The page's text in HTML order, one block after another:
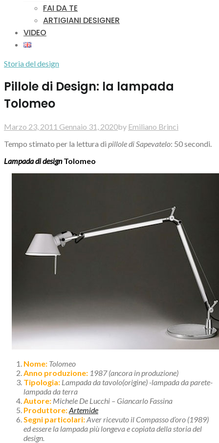
FAI DA TE
ARTIGIANI DESIGNER
VIDEO
Storia del design
Pillole di Design: la lampada
Tolomeo
Marzo 23, 2011 Gennaio 31, 2020by Emiliano Brinci
Tempo stimato per la lettura di pillole di Sapevatelo: 50 secondi.
Lampada di design Tolomeo
Nome: Tolomeo
Anno produzione: 1987 (ancora in produzione)
Tipologia: Lampada da tavolo(origine) -lampada da parete-
lampada da terra
Autore: Michele De Lucchi – Giancarlo Fassina
Produttore:Artemide
Segni particolari:Aver ricevuto il Compasso d’oro (1989)
ed essere la lampada più longeva e copiata della storia del
design.